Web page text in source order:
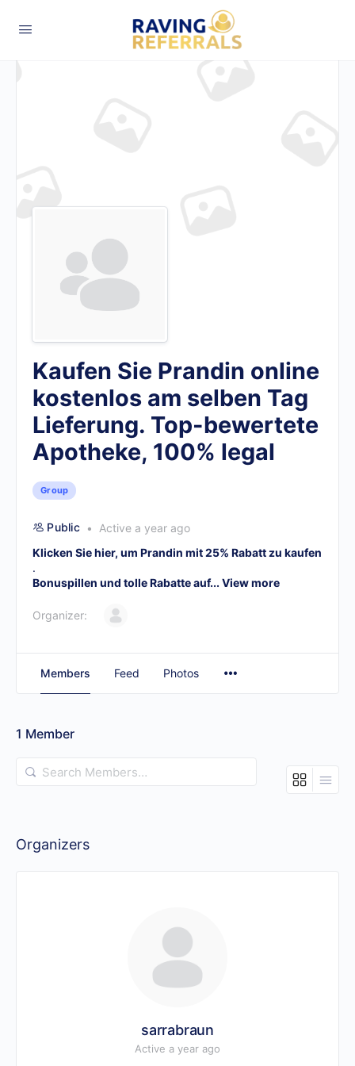
Kaufen Sie Prandin online
kostenlos am selben Tag
Lieferung. Top-bewertete
Apotheke, 100% legal
Group
Public
Active a year ago
Klicken Sie hier, um Prandin mit 25% Rabatt zu kaufen
.
Bonuspillen und tolle Rabatte auf... View more
Organizer:
Members Feed Photos
1 Member
Search
Members…
Organizers
sarrabraun
Active a year ago